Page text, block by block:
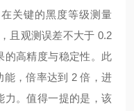
关键的黑度等级测量
且观测误差不大于 0.2
的高精度与稳定性。此
能，倍率达到 2 倍，进
力。值得一提的是，该